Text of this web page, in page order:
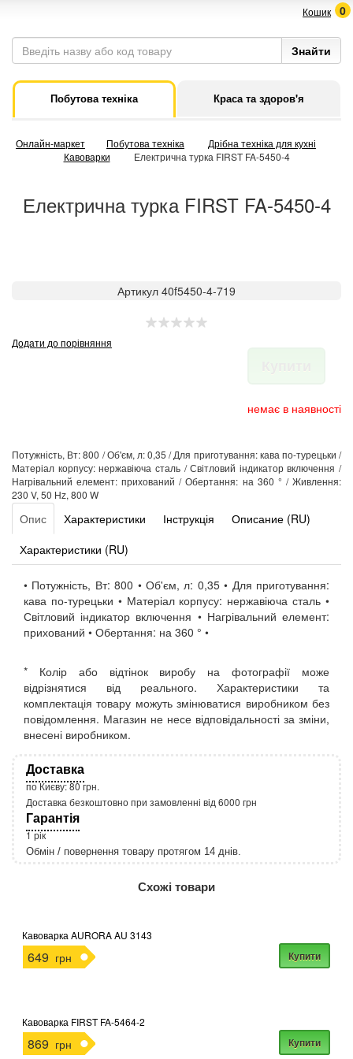
Кошик 0
Побутова техніка Краса та здоров'я
Онлайн-маркет Побутова техніка
Дрібна техніка для кухні
Кавоварки
Електрична турка FIRST FA-5450-4
Електрична турка FIRST FA-5450-4
Артикул 40f5450-4-719
Додати до порівняння
немає в наявності
Потужність, Вт: 800 / Об'єм, л: 0,35 / Для приготування: кава по-турецьки /
Матеріал корпусу: нержавіюча сталь / Світловий індикатор включення /
Нагрівальний елемент: прихований / Обертання: на 360 ° / Живлення:
230 V, 50 Hz, 800 W
Опис Характеристики Інструкція
Описание (RU)
Характеристики (RU)
• Потужність, Вт: 800 • Об'єм, л: 0,35 • Для приготування:
кава по-турецьки • Матеріал корпусу: нержавіюча сталь •
Світловий індикатор включення • Нагрівальний елемент:
прихований • Обертання: на 360 ° •
* Колір або відтінок виробу на фотографії може
відрізнятися від реального. Характеристики та
комплектація товару можуть змінюватися виробником без
повідомлення. Магазин не несе відповідальності за зміни,
внесені виробником.
Доставка
по Києву: 80 грн.
Доставка безкоштовно при замовленні від 6000 грн
Гарантія
1 рік
Обмін / повернення товару протягом 14 днів.
Схожі товари
Кавоварка AURORA AU 3143
649 грн Купити
Кавоварка FIRST FA-5464-2
869 грн Купити